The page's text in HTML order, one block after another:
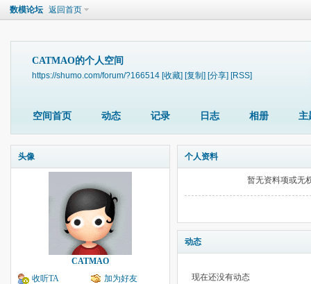
数模论坛 返回首页
CATMAO的个人空间
https://shumo.com/forum/?166514 [收藏] [复制] [分享] [RSS]
空间首页 动态 记录 日志 相册 主
头像
CATMAO
收听TA
加为好友
个人资料
暂无资料项或无
动态
现在还没有动态